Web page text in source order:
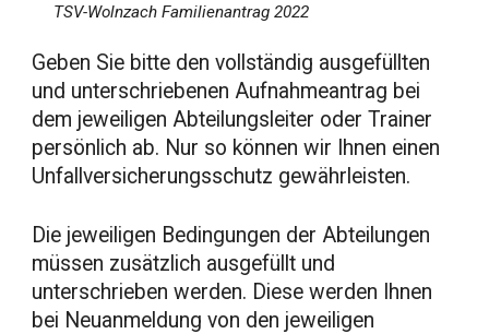
TSV-Wolnzach Familienantrag 2022
Geben Sie bitte den vollständig ausgefüllten
und unterschriebenen Aufnahmeantrag bei
dem jeweiligen Abteilungsleiter oder Trainer
persönlich ab. Nur so können wir Ihnen einen
Unfallversicherungsschutz gewährleisten.
Die jeweiligen Bedingungen der Abteilungen
müssen zusätzlich ausgefüllt und
unterschrieben werden. Diese werden Ihnen
bei Neuanmeldung von den jeweiligen